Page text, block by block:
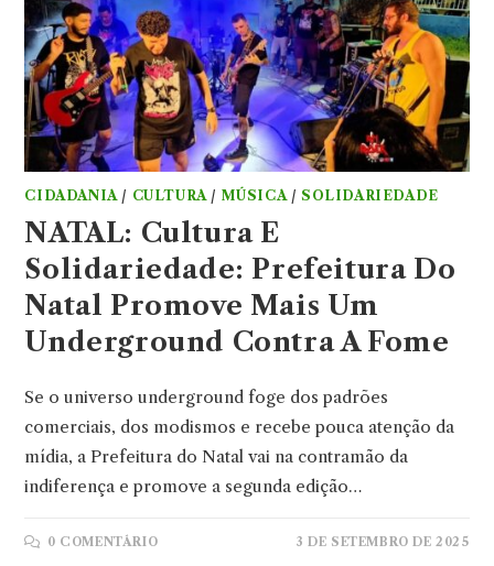
CIDADANIA / CULTURA / MÚSICA /SOLIDARIEDADE
NATAL: Cultura E
Solidariedade: Prefeitura Do
Natal Promove Mais Um
Underground Contra A Fome
Se o universo underground foge dos padrões
comerciais, dos modismos e recebe pouca atenção da
mídia, a Prefeitura do Natal vai na contramão da
indiferença e promove a segunda edição…
0 COMENTÁRIO 3 DE SETEMBRO DE 2025